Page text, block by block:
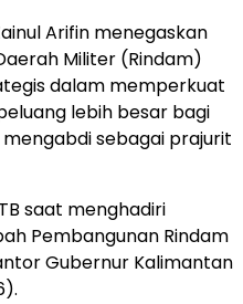
Arifin menegaskan
Militer (Rindam)
dalam memperkuat
lebih besar bagi
sebagai prajurit
saat menghadiri
Pembangunan Rindam
Gubernur Kalimantan